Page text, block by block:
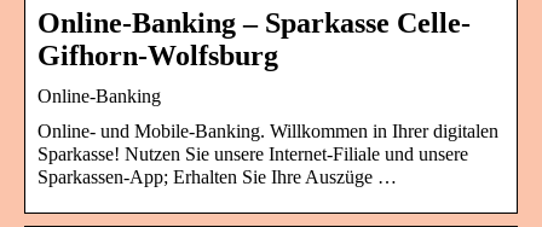
Online-Banking – Sparkasse Celle-
Gifhorn-Wolfsburg
Online-Banking
Online- und Mobile-Banking. Willkommen in Ihrer digitalen
Sparkasse! Nutzen Sie unsere Internet-Filiale und unsere
Sparkassen-App; Erhalten Sie Ihre Auszüge …